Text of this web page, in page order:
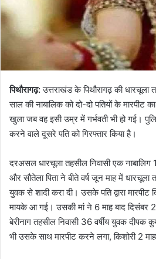
पिथौरागढ़:उत्तराखंड के पिथौरागढ़ की
साल की नाबालिक को दो-दो पतियों के मारपीट
खुला जब वह इसी उम्र में गर्भवती भी हो गई।
करने वाले दूसरे पति को गिरफ्तार किया है।
दरअसल धारचूला तहसील निवासी एक नाबालिग
और सौतेला पिता ने बीते वर्ष जून माह में धारचूला
युवक से शादी करा दी। उसके पति द्वारा
मायके आ गई। उसकी मां ने 6 माह बाद दिसंबर
बेरीनाग तहसील निवासी 36 वर्षीय युवक दीपक
भी उसके साथ मारपीट करने लगा, किशोरी 2 माह